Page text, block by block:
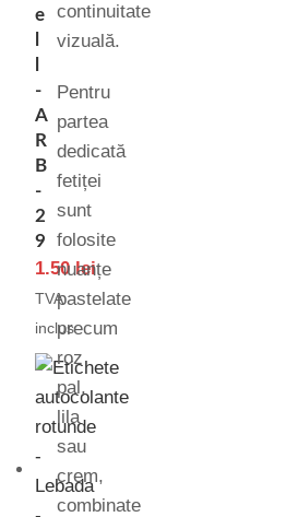
e
-
A
R
B
-
2
9
1.50lei
TVA
inclus
continuitate
vizuală.
Pentru
partea
dedicată
fetiței
sunt
folosite
nuanțe
pastelate
precum
roz
pal,
lila
sau
crem,
combinate